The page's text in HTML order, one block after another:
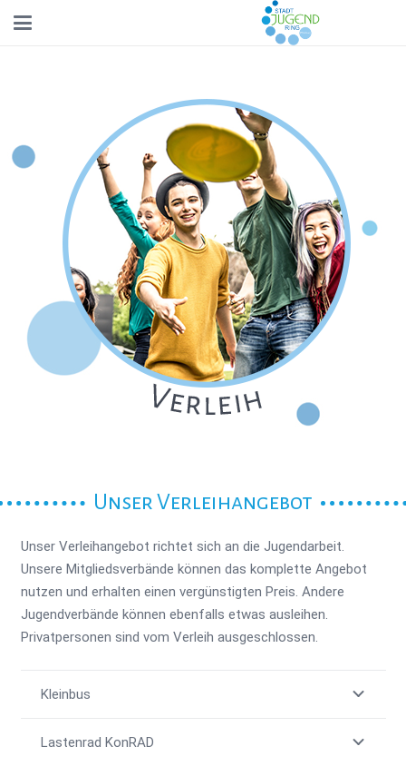
Unser Verleihangebot
Unser Verleihangebot richtet sich an die Jugendarbeit.
Unsere Mitgliedsverbände können das komplette Angebot
nutzen und erhalten einen vergünstigten Preis. Andere
Jugendverbände können ebenfalls etwas ausleihen.
Privatpersonen sind vom Verleih ausgeschlossen.
Kleinbus
Lastenrad KonRAD